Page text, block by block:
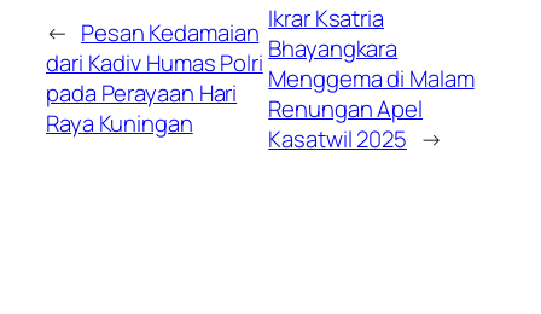
← Pesan Kedamaian
dari Kadiv Humas Polri
pada Perayaan Hari
Raya Kuningan
Ikrar Ksatria
Bhayangkara
Menggema di Malam
Renungan Apel
Kasatwil 2025 →